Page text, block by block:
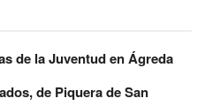
de la Juventud en Ágreda
de Piquera de San